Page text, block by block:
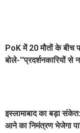
PoK में 20 मौतों के बीच
बोले-''प्रदर्शनकारियों से
इस्लामाबाद का बड़ा
आने का निमंत्रण भेजेगा